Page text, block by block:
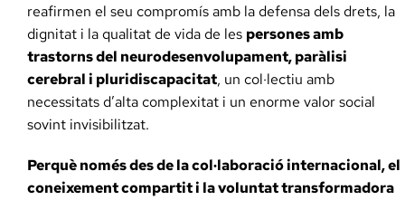
reafirmen el seu compromís amb la defensa dels drets, la
dignitat i la qualitat de vida de les persones amb
trastorns del neurodesenvolupament, paràlisi
cerebral i pluridiscapacitat, un col·lectiu amb
necessitats d’alta complexitat i un enorme valor social
sovint invisibilitzat.
Perquè només des de la col·laboració internacional, el
coneixement compartit i la voluntat transformadora